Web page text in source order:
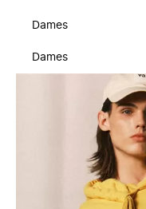
Dames
Dames